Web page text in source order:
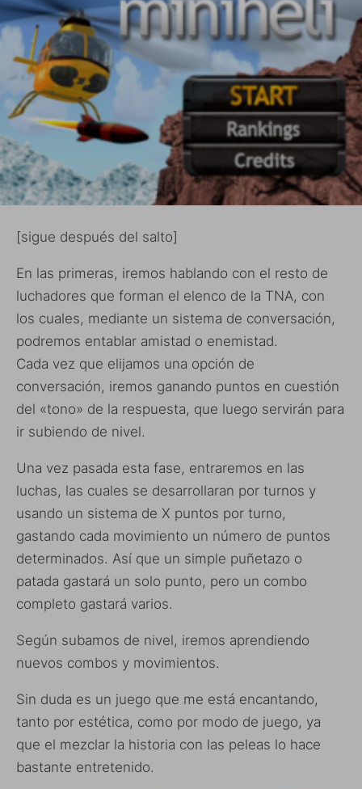
[sigue después del salto]
En las primeras, iremos hablando con el resto de
luchadores que forman el elenco de la TNA, con
los cuales, mediante un sistema de conversación,
podremos entablar amistad o enemistad.
Cada vez que elijamos una opción de
conversación, iremos ganando puntos en cuestión
del «tono» de la respuesta, que luego servirán para
ir subiendo de nivel.
Una vez pasada esta fase, entraremos en las
luchas, las cuales se desarrollaran por turnos y
usando un sistema de X puntos por turno,
gastando cada movimiento un número de puntos
determinados. Así que un simple puñetazo o
patada gastará un solo punto, pero un combo
completo gastará varios.
Según subamos de nivel, iremos aprendiendo
nuevos combos y movimientos.
Sin duda es un juego que me está encantando,
tanto por estética, como por modo de juego, ya
que el mezclar la historia con las peleas lo hace
bastante entretenido.